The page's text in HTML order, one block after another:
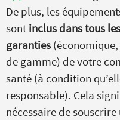
De plus, les
sont inclus dans tous
garanties
de gamme) de votre
santé (à condition
responsable). Cela
nécessaire de